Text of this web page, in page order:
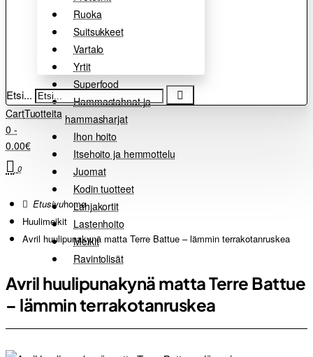
Ruoka
Suitsukkeet
Vartalo
Yrtit
Superfood
Hammastahnat ja
hammasharjat
Ihon hoito
Itsehoito ja hemmottelu
Juomat
Kodin tuotteet
Lahjakortit
Lastenhoito
Meikit
Ravintolisät
Etsi...
CartTuotteita
0 -
0.00€
0
home
Huulimeikit
Avril huulipunakynä matta Terre Battue – lämmin terrakotanruskea
Avril huulipunakynä matta Terre Battue
– lämmin terrakotanruskea